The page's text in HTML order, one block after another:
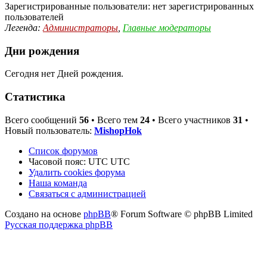
Зарегистрированные пользователи: нет зарегистрированных
пользователей
Легенда: Администраторы Главные модераторы
Дни рождения
Сегодня нет Дней рождения.
Статистика
Всего сообщений 56 • Всего тем 24 • Всего участников 31 •
Новый пользователь: MishopHok
Список форумов
Часовой пояс: UTC UTC
Удалить cookies форума
Наша команда
Связаться с администрацией
Создано на основе phpBB® Forum Software © phpBB Limited
Русская поддержка phpBB